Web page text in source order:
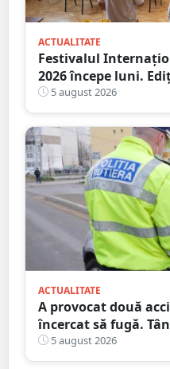
ACTUALITATE
Festivalul
2026 începe luni.
start peste 120 de
șase țări.
5 august 2026
ACTUALITATE
A provocat două
încercat să fugă.
polițiștii sătmăreni.
Codului Rutier
5 august 2026